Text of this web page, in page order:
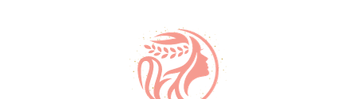
XinhXinh
Trang tin tức cho phái đẹp